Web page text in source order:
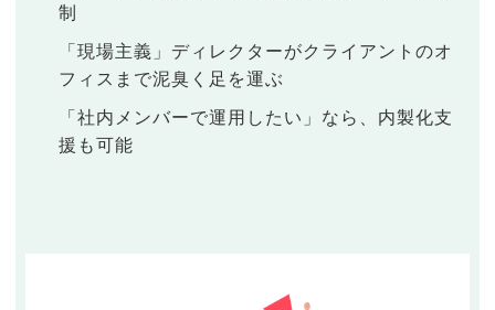
制
「現場主義」ディレクターがクライアントのオ
フィスまで泥臭く足を運ぶ
「社内メンバーで運用したい」なら、内製化支
援も可能